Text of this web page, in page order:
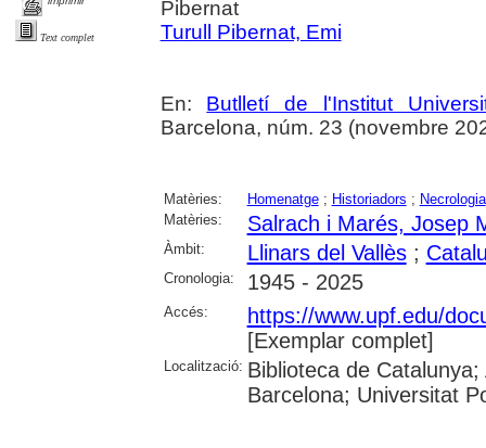
Text complet
Pibernat
Turull Pibernat, Emi
En: Butlletí de l'Institut
Barcelona, núm. 23 (novembre
Matèries: Homenatge; Historiadors ; Necrologia
Matèries:
Salrach i Marés, Josep
Àmbit: Llinars del Vallès;
Cronologia: 1945 - 2025
Accés:
https://www.upf.edu/
[Exemplar complet]
Localització: Biblioteca de
Barcelona; Universitat